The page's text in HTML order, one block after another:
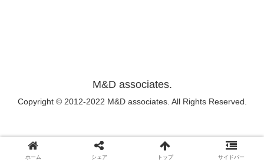
M&D associates.
Copyright © 2012-2022 M&D associates. All Rights Reserved.
ホーム シェア トップ サイドバー